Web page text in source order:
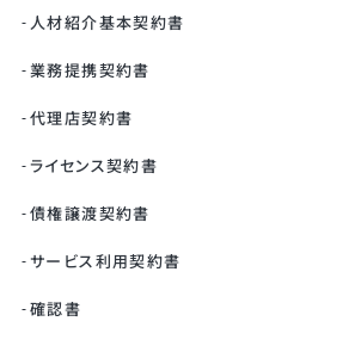
人材紹介基本契約書
業務提携契約書
代理店契約書
ライセンス契約書
債権譲渡契約書
サービス利用契約書
確認書